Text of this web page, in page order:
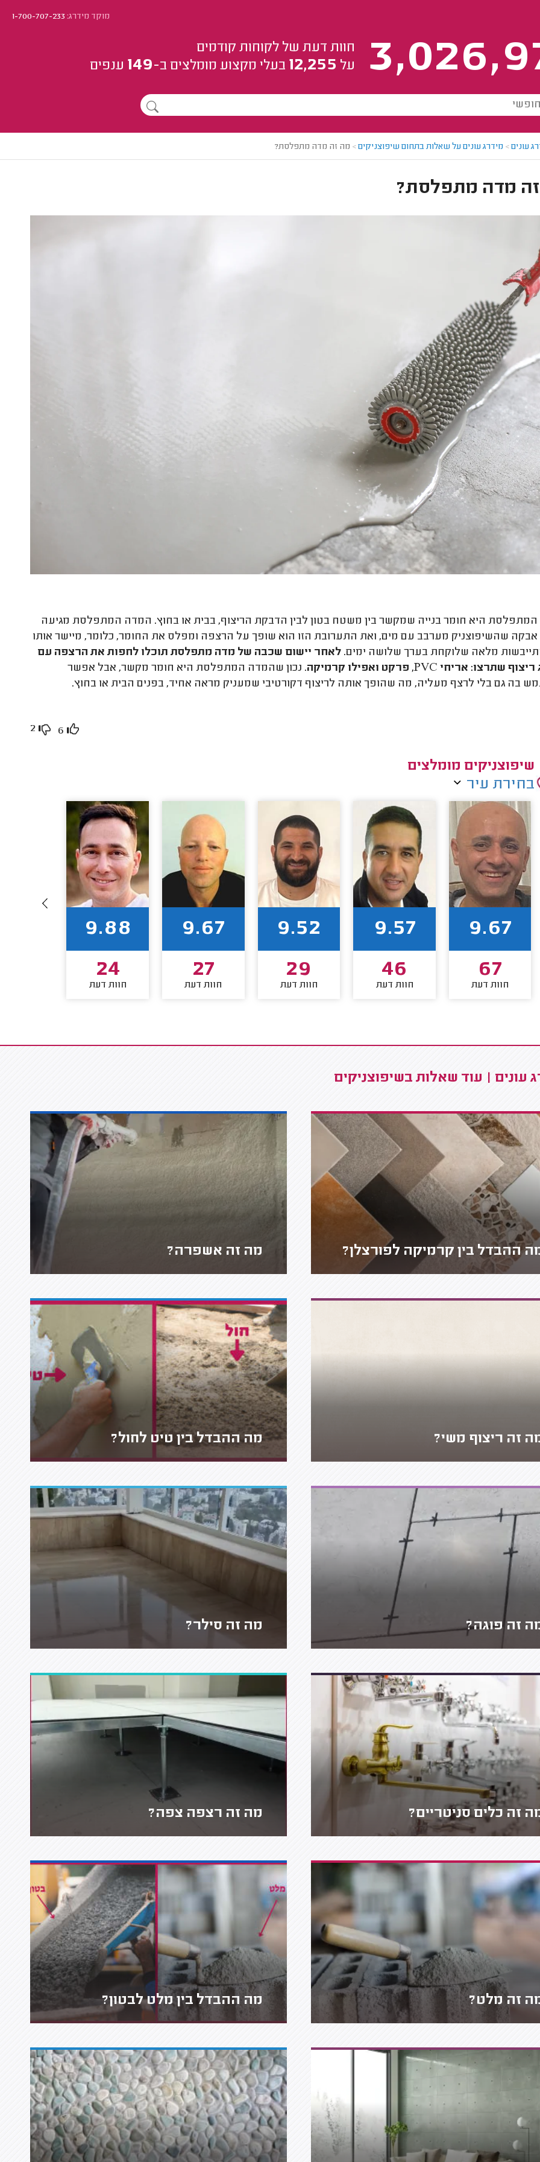
מוקד מידרג:1-700-707-233
חוות דעת של לקוחות קודמים
על 12,255 בעלי מקצוע מומלצים ב-149 ענפים
עונים> מידרג עונים על שאלות בתחום שיפוצניקים> מה זה מדה מתפלסת?
מדה מתפלסת?
היא חומר בנייה שמקשר בין משטח בטון לבין הדבקת הריצוף, בבית או בחוץ. המדה המתפלסת מגיעה
אבקה שהשיפוצניק מערבב עם מים, ואת התערובת הזו הוא שופך על הרצפה ומפלס את החומר, כלומר, מיישר אותו
מלאה שלוקחת בערך שלושה ימים. לאחר יישום שכבה של מדה מתפלסת תוכלו לחפות את הרצפה עם
ריצוף שתרצו: אריחי PVC, פרקט ואפילו קרמיקה. נכון שהמדה המתפלסת היא חומר מקשר, אבל אפשר
בה גם בלי לרצף מעליה, מה שהופך אותה לריצוף דקורטיבי שמעניק מראה אחיד, בפנים הבית או בחוץ.
6
2
שיפוצניקים מומלצים
בחירת עיר
9.67
67
חוות דעת
9.57
46
חוות דעת
9.52
29
חוות דעת
9.67
27
חוות דעת
9.88
24
חוות דעת
עונים | עוד שאלות בשיפוצניקים
ההבדל בין קרמיקה לפורצלן? מה זה אשפרה?
זה ריצוף משי? מה ההבדל בין טיט לחול?
זה פוגה? מה זה סילר?
זה כלים סניטריים? מה זה רצפה צפה?
זה מלט? מה ההבדל בין מלט לבטון?